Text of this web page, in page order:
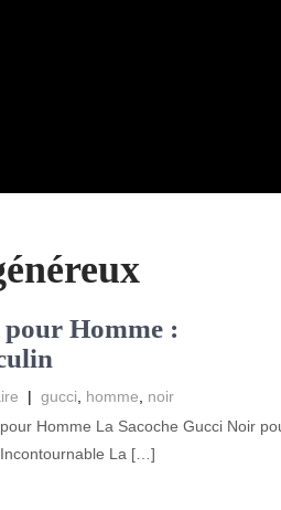
pour Homme :
| gucci homme
noir
Homme La Sacoche Gucci Noir
La […]